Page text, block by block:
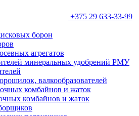
+375 29 633-33-99
борон
агрегатов
минеральных удобрений РМУ
валкообразователей
комбайнов и жаток
комбайнов и жаток